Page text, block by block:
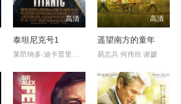
高清
泰坦尼克号1
高清
遥望南方的童年
易志兵 何伟欣 谢媛